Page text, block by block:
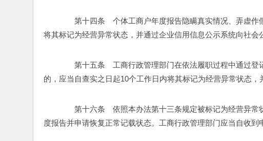
第十四条　个体工商户年度报告隐瞒真实情况、弄虚作
将其标记为经营异常状态，并通过企业信用信息公示系统向社会
第十五条　工商行政管理部门在依法履职过程中通过登
的，应当自查实之日起10个工作日内将其标记为经营异常状态
第十六条　依照本办法第十三条规定被标记为经营异常
度报告并申请恢复正常记载状态。工商行政管理部门应当自收